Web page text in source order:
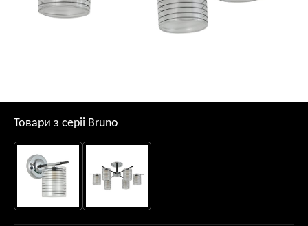
Товари з серii Bruno